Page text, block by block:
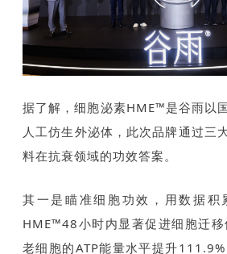
据了解，细胞泌素HME™是谷雨以
人工仿生外泌体，此次品牌通过三
料在抗衰领域的功效答案。
其一是瞄准细胞功效，用数据积
HME™48小时内显著促进细胞迁
老细胞的ATP能量水平提升